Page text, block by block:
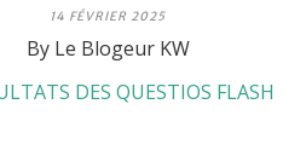
14 FÉVRIER 2025
By Le Blogeur KW